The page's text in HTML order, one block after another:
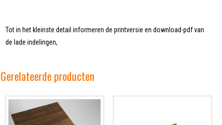
Tot in het kleinste detail informeren de printversie en download-pdf van
de lade indelingen,
Gerelateerde producten